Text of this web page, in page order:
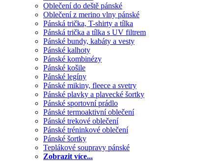
Oblečení do deště pánské
Oblečení z merino vlny pánské
Pánská trička, T-shirty a tílka
Pánská trička a tílka s UV filtrem
Pánské bundy, kabáty a vesty
Pánské kalhoty
Pánské kombinézy
Pánské košile
Pánské legíny
Pánské mikiny, fleece a svetry
Pánské plavky a plavecké šortky
Pánské sportovní prádlo
Pánské termoaktivní oblečení
Pánské trekové oblečení
Pánské tréninkové oblečení
Pánské šortky
Teplákové soupravy pánské
Zobrazit více...